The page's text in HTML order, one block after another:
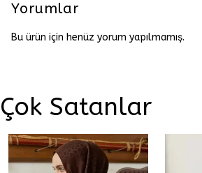
Yorumlar
Bu ürün için henüz yorum yapılmamış.
Çok Satanlar